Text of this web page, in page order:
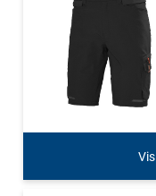
Vis